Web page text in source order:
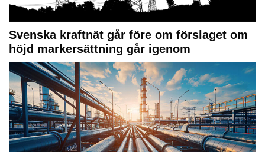
Svenska kraftnät går före om förslaget om
höjd markersättning går igenom